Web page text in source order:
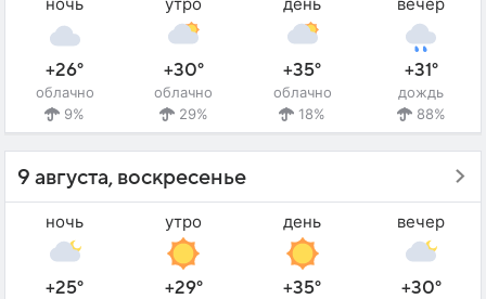
ночь
+26°
облачно
9%
утро
+30°
облачно
29%
день
+35°
облачно
18%
вечер
+31°
дождь
88%
9 августа, воскресенье
ночь
+25°
утро
+29°
день
+35°
вечер
+30°